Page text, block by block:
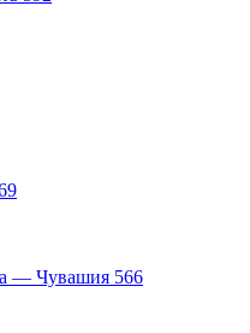
— Чувашия 566